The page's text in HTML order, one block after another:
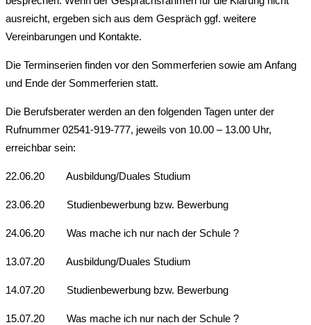
ausreicht, ergeben sich aus dem Gespräch ggf. weitere
Vereinbarungen und Kontakte.
Die Terminserien finden vor den Sommerferien sowie am Anfang
und Ende der Sommerferien statt.
Die Berufsberater werden an den folgenden Tagen unter der
Rufnummer 02541-919-777, jeweils von 10.00 – 13.00 Uhr,
erreichbar sein:
22.06.20 Ausbildung/Duales Studium
23.06.20 Studienbewerbung bzw. Bewerbung
24.06.20 Was mache ich nur nach der Schule ?
13.07.20 Ausbildung/Duales Studium
14.07.20 Studienbewerbung bzw. Bewerbung
15.07.20 Was mache ich nur nach der Schule ?